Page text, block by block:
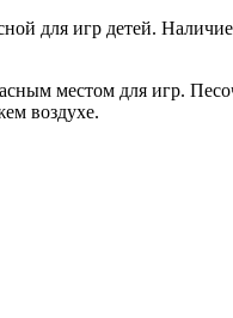
для игр детей.
местом для игр.
воздухе.